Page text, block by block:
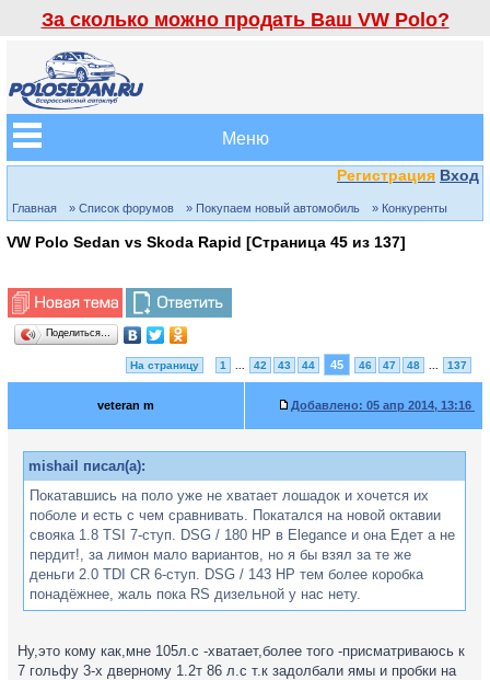
За сколько можно продать Ваш VW Polo?
Меню
Регистрация Вход
Главная » Список форумов » Покупаем новый автомобиль » Конкуренты
VW Polo Sedan vs Skoda Rapid [Страница 45 из 137]
Поделиться…
На страницу 1 42 43 44 45 46 47 48 137
veteran m Добавлено: 05 апр 2014, 13:16
mishail писал(а):
Покатавшись на поло уже не хватает лошадок и хочется их
поболе и есть с чем сравнивать. Покатался на новой октавии
свояка 1.8 TSI 7-ступ. DSG / 180 HP в Elegance и она Едет а не
пердит!, за лимон мало вариантов, но я бы взял за те же
деньги 2.0 TDI CR 6-ступ. DSG / 143 HP тем более коробка
понадёжнее, жаль пока RS дизельной у нас нету.
Ну,это кому как,мне 105л.с -хватает,более того -присматриваюсь к
7 гольфу 3-х дверному 1.2т 86 л.с т.к задолбали ямы и пробки на